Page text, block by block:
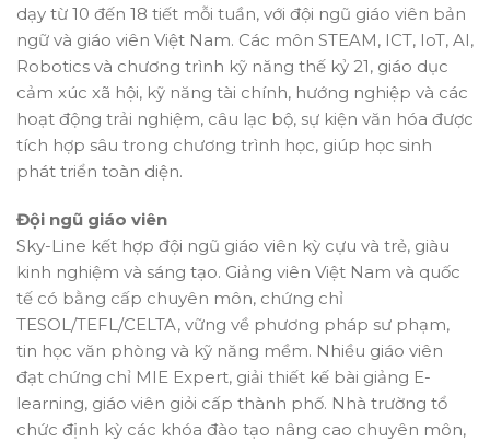
dạy từ 10 đến 18 tiết mỗi tuần, với đội ngũ giáo viên bản
ngữ và giáo viên Việt Nam. Các môn STEAM, ICT, IoT, AI,
Robotics và chương trình kỹ năng thế kỷ 21, giáo dục
cảm xúc xã hội, kỹ năng tài chính, hướng nghiệp và các
hoạt động trải nghiệm, câu lạc bộ, sự kiện văn hóa được
tích hợp sâu trong chương trình học, giúp học sinh
phát triển toàn diện.
Đội ngũ giáo viên
Sky-Line kết hợp đội ngũ giáo viên kỳ cựu và trẻ, giàu
kinh nghiệm và sáng tạo. Giảng viên Việt Nam và quốc
tế có bằng cấp chuyên môn, chứng chỉ
TESOL/TEFL/CELTA, vững về phương pháp sư phạm,
tin học văn phòng và kỹ năng mềm. Nhiều giáo viên
đạt chứng chỉ MIE Expert, giải thiết kế bài giảng E-
learning, giáo viên giỏi cấp thành phố. Nhà trường tổ
chức định kỳ các khóa đào tạo nâng cao chuyên môn,